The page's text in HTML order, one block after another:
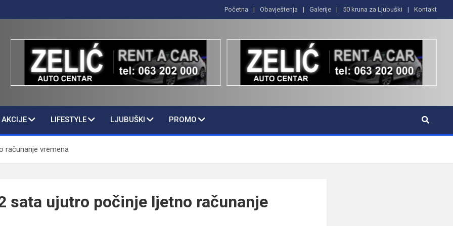
Početna Obavještenja Galerije 50 kruna za Ljubuški Kontakt
LIFESTYLE LJUBUŠKI PROMO
računanje vremena
sata ujutro počinje ljetno računanje